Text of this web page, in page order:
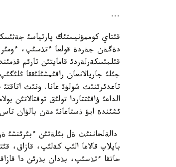
...
دةگةن جةردة قولعا ءتذسئپ، ءومئر
جئلئ جاريالانعان راقئمشئلئققا
تاعدئرئنئث شولؤئ عانا. ونئث
الداعئ ؤاقئتتاردا تولئق
ئشئندة ايؤ ذستاعانئ مةن بالؤان
بايلاپ قالاعا الئپ كةلئپ، قازاق،
حاتقا ءتذسئپ، بذدان بذرئن دا